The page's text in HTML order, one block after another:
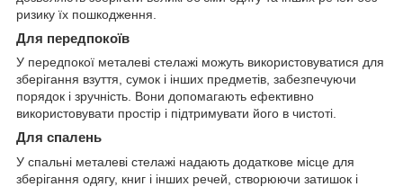
ризику їх пошкодження.
Для передпокоїв
У передпокої металеві стелажі можуть використовуватися для
зберігання взуття, сумок і інших предметів, забезпечуючи
порядок і зручність. Вони допомагають ефективно
використовувати простір і підтримувати його в чистоті.
Для спалень
У спальні металеві стелажі надають додаткове місце для
зберігання одягу, книг і інших речей, створюючи затишок і